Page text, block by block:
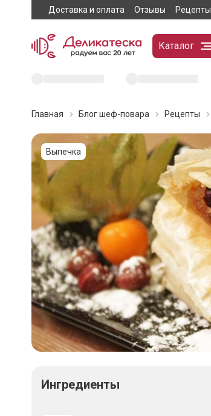
Доставка и оплата Отзывы Рецепты
Каталог
Главная Блог шеф-повара Рецепты
Выпечка
Ингредиенты